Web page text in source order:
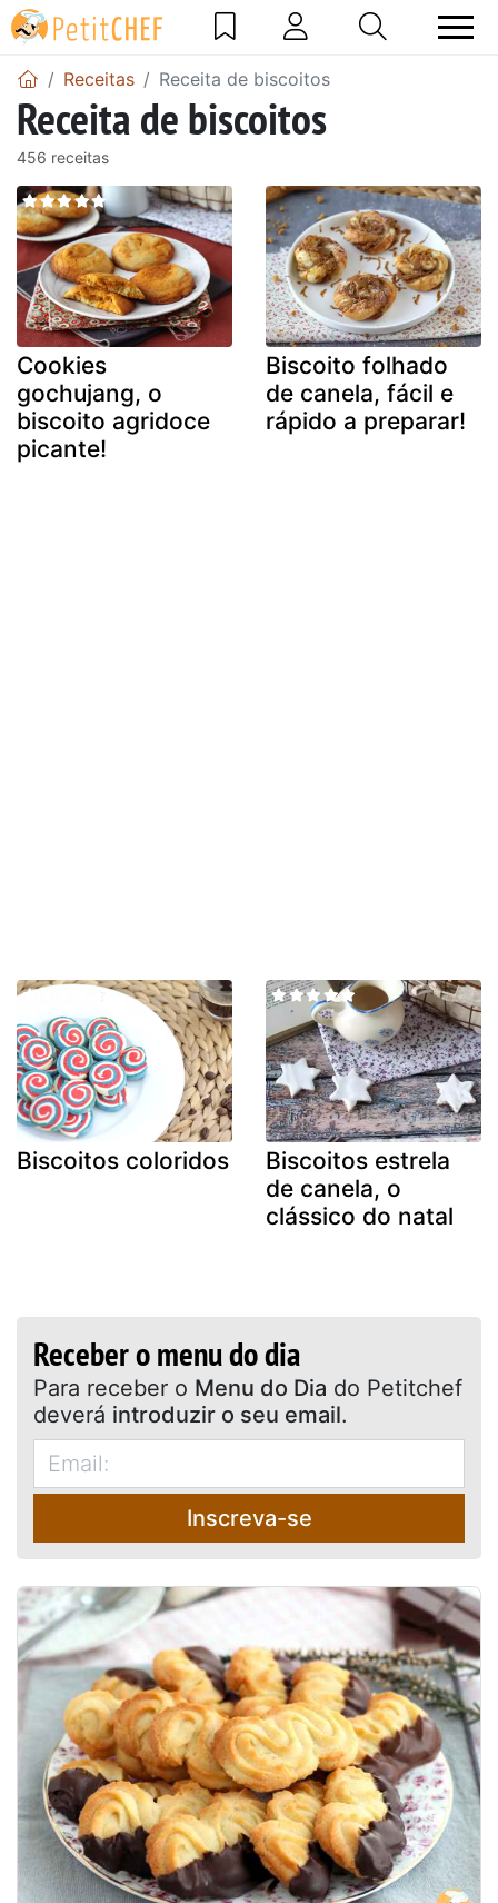
Receitas Receita de biscoitos
Receita de biscoitos
456 receitas
Cookies
gochujang, o
biscoito agridoce
picante!
Biscoito folhado
de canela, fácil e
rápido a preparar!
Biscoitos coloridos
Biscoitos estrela
de canela, o
clássico do natal
Receber o menu do dia
Para receber o Menu do Dia do Petitchef
deverá introduzir o seu email.
Inscreva-se